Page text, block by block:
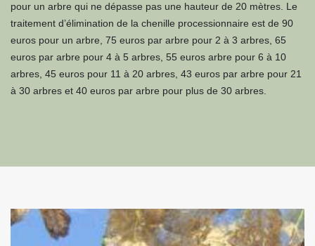
pour un arbre qui ne dépasse pas une hauteur de 20 mètres. Le
traitement d’élimination de la chenille processionnaire est de 90
euros pour un arbre, 75 euros par arbre pour 2 à 3 arbres, 65
euros par arbre pour 4 à 5 arbres, 55 euros arbre pour 6 à 10
arbres, 45 euros pour 11 à 20 arbres, 43 euros par arbre pour 21
à 30 arbres et 40 euros par arbre pour plus de 30 arbres.